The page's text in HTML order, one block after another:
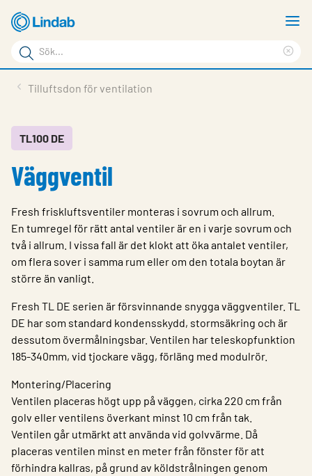
Hoppa
till
huvudinnehållet
Sökord
Sök
på
Service & Support
Hållbarhet
Om Lindab
Kontakt
Choose languge
Tilluftsdon för ventilation
TL100 DE
Väggventil
Fresh friskluftsventiler monteras i sovrum och allrum.
En tumregel för rätt antal ventiler är en i varje sovrum och
två i allrum. I vissa fall är det klokt att öka antalet ventiler,
om flera sover i samma rum eller om den totala boytan är
större än vanligt.
Fresh TL DE serien är försvinnande snygga väggventiler. TL
DE har som standard kondensskydd, stormsäkring och är
dessutom övermålningsbar. Ventilen har teleskopfunktion
185-340mm, vid tjockare vägg, förläng med modulrör.
Montering/Placering
Ventilen placeras högt upp på väggen, cirka 220 cm från
golv eller ventilens överkant minst 10 cm från tak.
Ventilen går utmärkt att använda vid golvvärme. Då
placeras ventilen minst en meter från fönster för att
förhindra kallras, på grund av köldstrålningen genom